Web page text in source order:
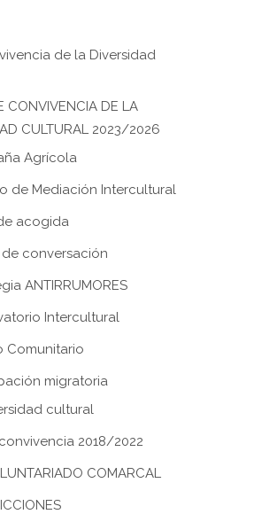
de la Diversidad
CONVIVENCIA DE LA
CULTURAL 2023/2026
Agrícola
de Mediación Intercultural
acogida
conversación
ANTIRRUMORES
Intercultural
Comunitario
migratoria
cultural
2018/2022
COMARCAL